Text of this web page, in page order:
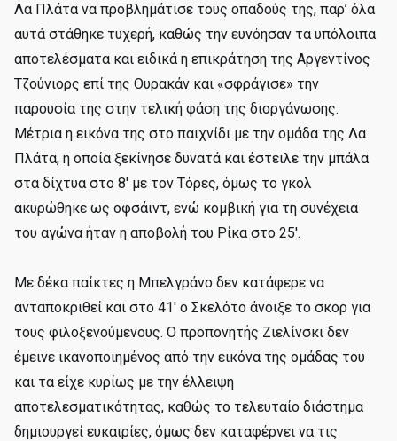
Λα Πλάτα να προβλημάτισε τους οπαδούς της, παρ’ όλα
αυτά στάθηκε τυχερή, καθώς την ευνόησαν τα υπόλοιπα
αποτελέσματα και ειδικά η επικράτηση της Αργεντίνος
Τζούνιορς επί της Ουρακάν και «σφράγισε» την
παρουσία της στην τελική φάση της διοργάνωσης.
Μέτρια η εικόνα της στο παιχνίδι με την ομάδα της Λα
Πλάτα, η οποία ξεκίνησε δυνατά και έστειλε την μπάλα
στα δίχτυα στο 8' με τον Τόρες, όμως το γκολ
ακυρώθηκε ως οφσάιντ, ενώ κομβική για τη συνέχεια
του αγώνα ήταν η αποβολή του Ρίκα στο 25'.
Με δέκα παίκτες η Μπελγράνο δεν κατάφερε να
ανταποκριθεί και στο 41' ο Σκελότο άνοιξε το σκορ για
τους φιλοξενούμενους. Ο προπονητής Ζιελίνσκι δεν
έμεινε ικανοποιημένος από την εικόνα της ομάδας του
και τα είχε κυρίως με την έλλειψη
αποτελεσματικότητας, καθώς το τελευταίο διάστημα
δημιουργεί ευκαιρίες, όμως δεν καταφέρνει να τις